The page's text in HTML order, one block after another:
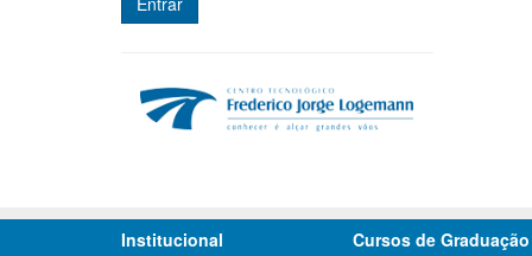
Institucional Cursos de Graduação